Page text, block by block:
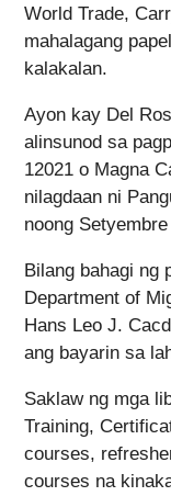
World Trade,
mahalagang
kalakalan.
Ayon kay Del
alinsunod sa
12021 o Magna
nilagdaan ni
noong
Bilang bahagi ng
Department of
Hans Leo J.
ang bayarin sa
Saklaw ng mga
Training,
courses,
courses na